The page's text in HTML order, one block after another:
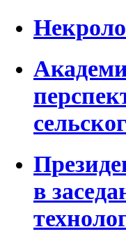
в